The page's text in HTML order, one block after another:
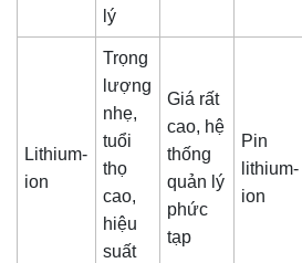
lý
Lithium-
ion
Trọng
lượng
nhẹ,
tuổi
thọ
cao,
hiệu
suất
Giá rất
cao, hệ
thống
quản lý
phức
tạp
Pin
lithium-
ion